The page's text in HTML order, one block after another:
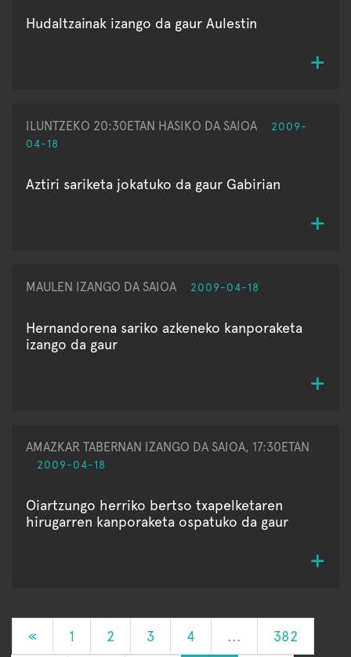
Hudaltzainak izango da gaur Aulestin
ILUNTZEKO 20:30ETAN HASIKO DA SAIOA
2009-
04-18
Aztiri sariketa jokatuko da gaur Gabirian
MAULEN IZANGO DA SAIOA 2009-04-18
Hernandorena sariko azkeneko kanporaketa
izango da gaur
AMAZKAR TABERNAN IZANGO DA SAIOA, 17:30ETAN
2009-04-18
Oiartzungo herriko bertso txapelketaren
hirugarren kanporaketa ospatuko da gaur
« 1 2 3 4 ... 382